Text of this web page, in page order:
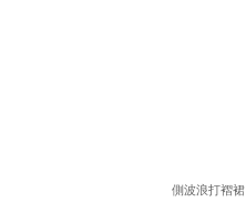
側波浪打褶裙